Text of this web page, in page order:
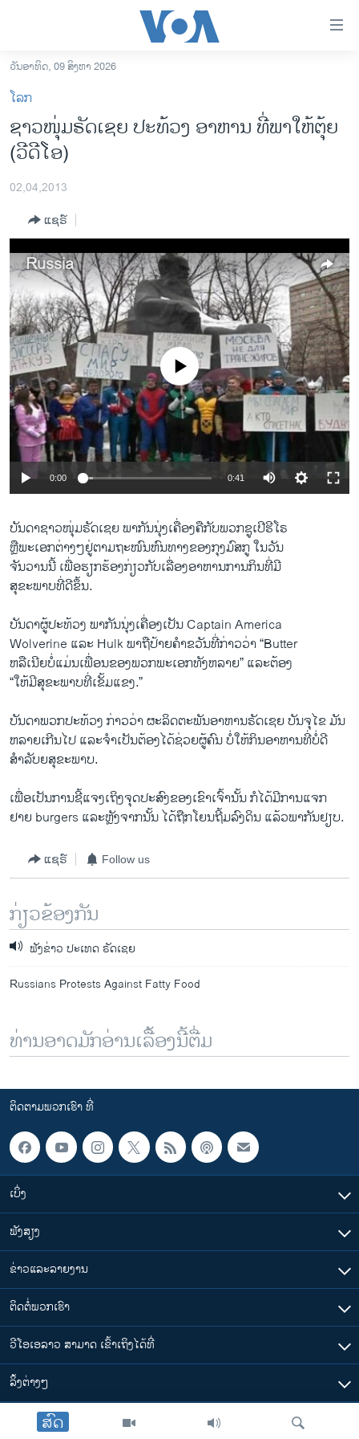
ເຂົ້າ
ຫາ
ຂ້າມ
ຂ້າມ
ໄປ
ຫາ
ອາເມຣິກາ
ຂ່າວ​ຈີນ
ໂລກ
ເອເຊຍ
ອິດສະຫຼະພາບດ້ານການຂ່າວ
ຊີວິດຊາວລາວ
ຊຸມຊົນຊາວລາວ
ວິທະຍາສາດ-ເທັກໂນໂລຈີ
ທຸລະກິດ
ພາສາອັງກິດ
ວີດີໂອ
ສຽງ
ລາຍການກະຈາຍສຽງ
ລາຍງານ
ຕິດຕາມພວກເຮົາ ທີ່
ສົດ
ວັນອາທິດ, 09 ສິງຫາ 2026
ໂລກ
ຊາວໜຸ່ມຣັດເຊຍ ປະທ້ວງ ອາຫານ ທີ່ພາໃຫ້ຕຸ້ຍ
(ວີດີໂອ)
02,04,2013
ແຊຣ໌
Russia
No media source currently available
0:00 0:41
ບັນດາ​ຊາວ​ໜຸ່ມຣັດ​ເຊຍ ພາກັນ​ນຸ່ງ​ເຄື່ອງຄື​ກັບພວກຊູ​ເປີ​ຮີ​ໂຣ
ຫຼື​ພະ​ເອກ​ຕ່າງໆຢູ່​ຕາມ​ຖະໜົນ​ຫົນທາງ​ຂອງກຸງ​ມົສກູ ​ໃນ​ວັນ
​ຈັນ​ວານ​ນີ້ ​ເພື່ອ​ຮຽກຮ້ອງ​ກ່ຽວ​ກັບເລື່ອງ​ອາຫານການ​ກິນທີ່​ມີ​
ສຸຂະພາບທີ່ດີ​ຂຶ້ນ.
ບັນດາ​ຜູ້​ປະ​ທ້ວງ ພາກັນ​ນຸ່ງ​ເຄື່ອງ​ເປັນ Captain America
Wolverine ​ແລະ Hulk ພາຖື​ປ້າຍ​ຄໍາ​ຂວັນ​ທີ່​ກ່າວ​ວ່າ “Butter
ຫລື​ເນີຍບໍ່​ແມ່ນ​ເພື່ອນ​ຂອງພວກ​ພ​ະ​ເອກ​ທັງຫລາຍ” ​ແລະ​ຕ້ອງ
“ໃຫ້ມີສຸຂະພາບ​ທີ່​ເຂັ້ມ​ແຂງ.”
ບັນດາ​ພວກ​ປະ​ທ້ວງ ກ່າວ​ວ່າ ຜະລິດ​ຕະພັນ​ອາຫານຣັດ​ເຊຍ ບັນຈຸ​ໄຂ ມັນ​
ຫລາຍ​ເກີນ​ໄປ ​ແລະຈຳ​ເປັນ​ຕ້ອງ​ໄດ້​ຊ່ວຍຜູ້​ຄົນ​ ບໍ່​ໃຫ້​ກິນອາຫານ​ທີ່​ບໍ່​ດີ​
ສຳລັບ​ຍ​ສຸຂະ​ພາບ.
​ເພື່ອ​ເປັນ​ການ​ຊີ້​ແຈງ​ເຖິງ​ຈຸດປະສົງຂອງ​ເຂົາ​ເຈົ້ານັ້ນ ກໍ​ໄດ້​ມີ​ການ​ແຈກ
ຢາຍ burgers ​ແລະ​ຫຼັງຈາກ​ນັ້ນ ໄດ້​ຖືກໂຍນຖີ້ມລົງ​ດິນ ​ແລ້ວພາກັນ​ຢຽບ.
ແຊຣ໌ Follow us
ກ່ຽວຂ້ອງກັນ
ຟັງຂ່າວ ປະເທດ ຣັດເຊຍ
Russians Protests Against Fatty Food
ທ່ານອາດມັກອ່ານເລື້ອງນີ້ຕື່ມ
ຕິດຕາມພວກເຮົາ ທີ່
ເບິ່ງ
ຟັງສຽງ
ຂ່າວແລະລາຍງານ
ຕິດຕໍ່ພວກເຮົາ
ວີໂອເອລາວ ສາມາດ ເຂົ້າເຖິງໄດ້ທີ່
​ລິ້ງ​ຕ່າງໆ
ຕາມເວລາໃນລາວ